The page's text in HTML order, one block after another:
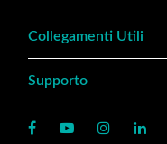
Collegamenti Utili
Supporto